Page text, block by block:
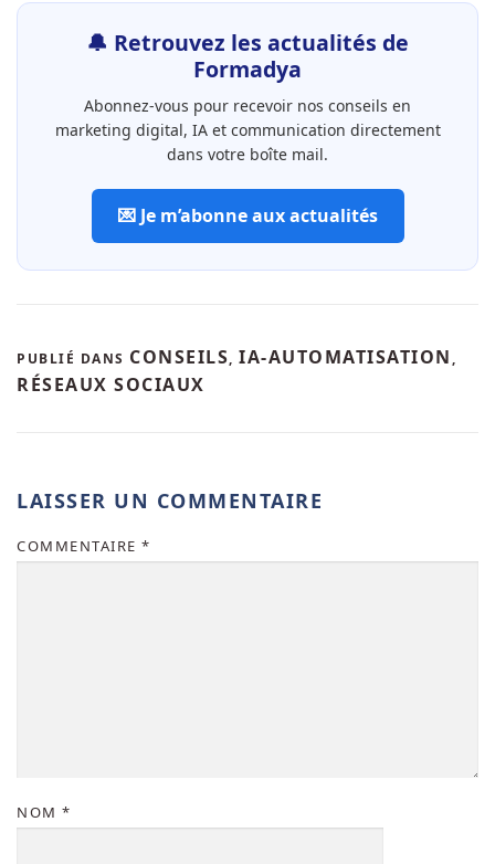
🔔 Retrouvez les actualités de
Formadya
Abonnez-vous pour recevoir nos conseils en
marketing digital, IA et communication directement
dans votre boîte mail.
💌 Je m’abonne aux actualités
PUBLIÉ DANS CONSEILS, IA-AUTOMATISATION,
RÉSEAUX SOCIAUX
LAISSER UN COMMENTAIRE
COMMENTAIRE *
NOM *